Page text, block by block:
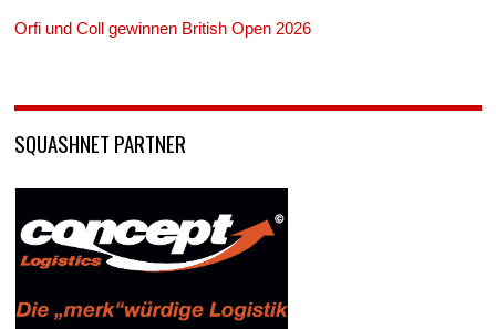
Orfi und Coll gewinnen British Open 2026
SQUASHNET PARTNER